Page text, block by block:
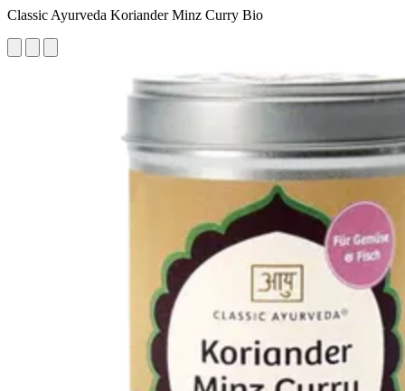
Classic Ayurveda Koriander Minz Curry Bio